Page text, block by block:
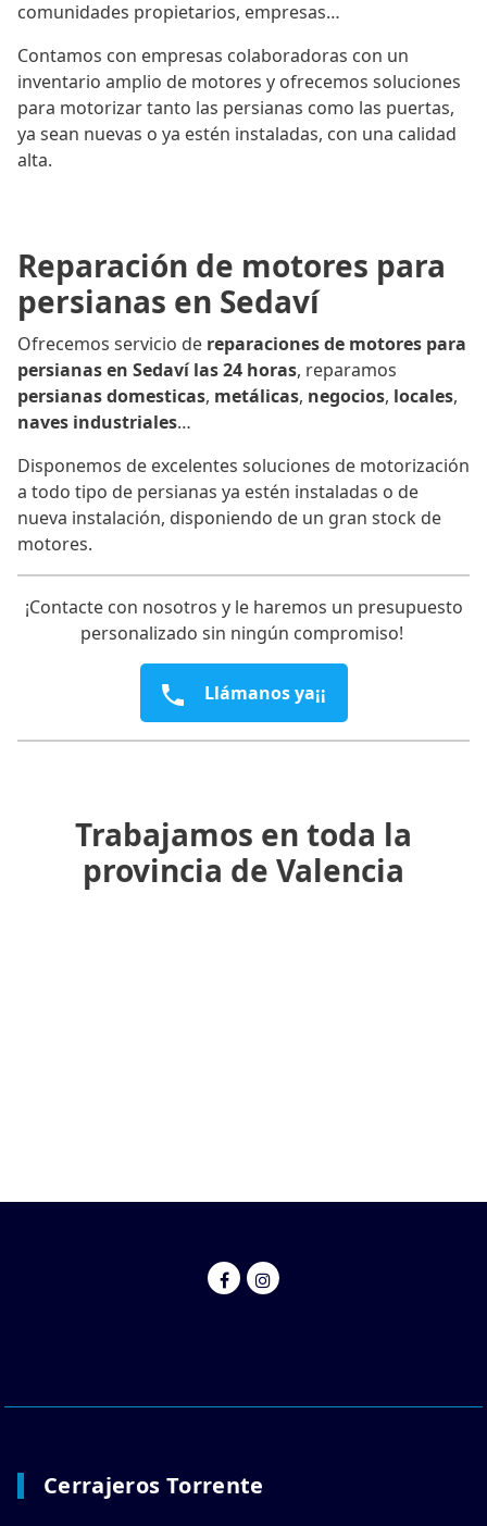
comunidades propietarios, empresas…
Contamos con empresas colaboradoras con un
inventario amplio de motores y ofrecemos soluciones
para motorizar tanto las persianas como las puertas,
ya sean nuevas o ya estén instaladas, con una calidad
alta.
Reparación de motores para
persianas en Sedaví
Ofrecemos servicio de reparaciones de motores para
persianas en Sedaví las 24 horas, reparamos
persianas domesticas, metálicas, negocios, locales,
naves industriales…
Disponemos de excelentes soluciones de motorización
a todo tipo de persianas ya estén instaladas o de
nueva instalación, disponiendo de un gran stock de
motores.
¡Contacte con nosotros y le haremos un presupuesto
personalizado sin ningún compromiso!
Llámanos ya¡¡
Trabajamos en toda la
provincia de Valencia
Cerrajeros Torrente